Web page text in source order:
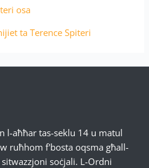
osa
ta Terence Spiteri
l-aħħar tas-seklu 14 u matul
ruħhom f'bosta oqsma għall-
soċjali. L-Ordni